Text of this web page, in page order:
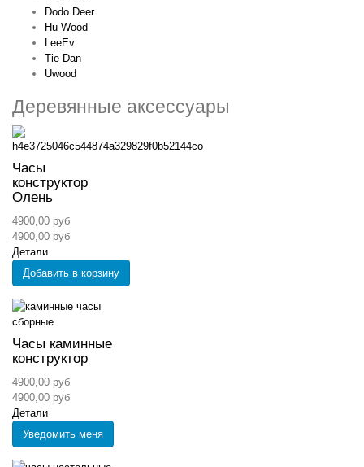
Dodo Deer
Hu Wood
LeeEv
Tie Dan
Uwood
Деревянные аксессуары
Часы
конструктор
Олень
4900,00 руб
4900,00 руб
Детали
Добавить в корзину
Часы каминные
конструктор
4900,00 руб
4900,00 руб
Детали
Уведомить меня